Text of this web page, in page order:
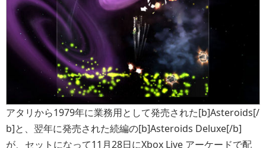
アタリから1979年に業務用として発売された[b]Asteroids[/
b]と、翌年に発売された続編の[b]Asteroids Deluxe[/b]
が、セットになって11月28日にXbox Live アーケードで配